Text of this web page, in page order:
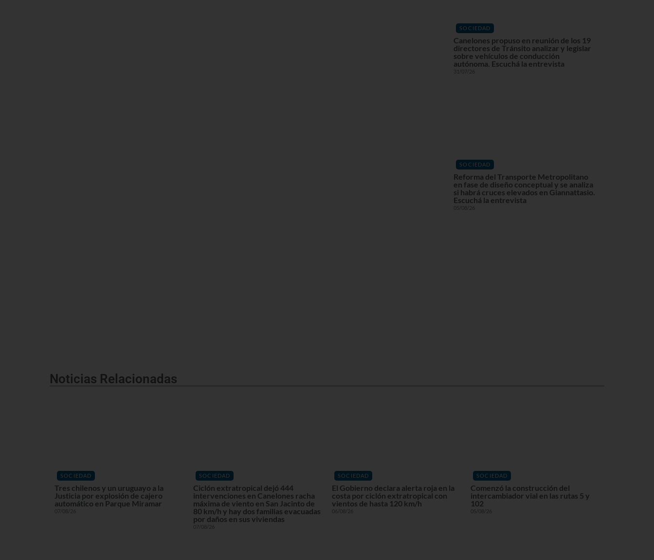
SOCIEDAD
Canelones propuso en reunión de los 19
directores de Tránsito analizar y legislar
sobre vehículos de conducción
autónoma. Escuchá la entrevista
31/07/26
SOCIEDAD
Reforma del Transporte Metropolitano
en fase de diseño conceptual y se analiza
si habrá cruces elevados en Giannattasio.
Escuchá la entrevista
05/08/26
Noticias Relacionadas
SOCIEDAD
Tres chilenos y un uruguayo a la
Justicia por explosión de cajero
automático en Parque Miramar
07/08/26
SOCIEDAD
Ciclón extratropical dejó 444
intervenciones en Canelones racha
máxima de viento en San Jacinto de
80 km/h y hay dos familias evacuadas
por daños en sus viviendas
07/08/26
SOCIEDAD
El Gobierno declara alerta roja en la
costa por ciclón extratropical con
vientos de hasta 120 km/h
06/08/26
SOCIEDAD
Comenzó la construcción del
intercambiador vial en las rutas 5 y
102
05/08/26